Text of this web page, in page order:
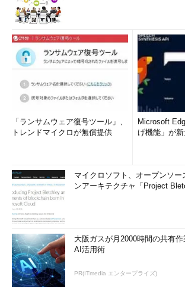
「ランサムウェア復号ツール」、
トレンドマイクロが無償提供
Microsoft
げ機能」が
マイクロソフト、オープンソー
ンアーキテクチャ「Project
大阪ガスが月2000時間の共有
AI活用術
PR(ITmedia エンタープライズ)